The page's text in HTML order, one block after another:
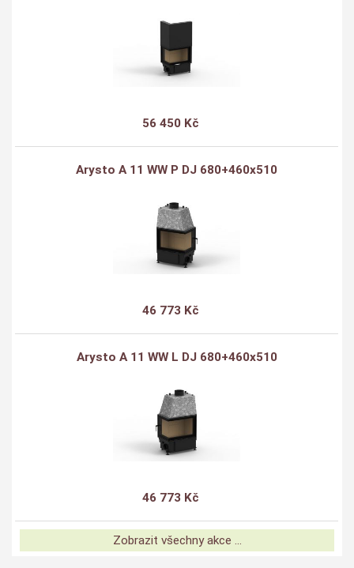
56 450 Kč
Arysto A 11 WW P DJ 680+460x510
46 773 Kč
Arysto A 11 WW L DJ 680+460x510
46 773 Kč
Zobrazit všechny akce ...